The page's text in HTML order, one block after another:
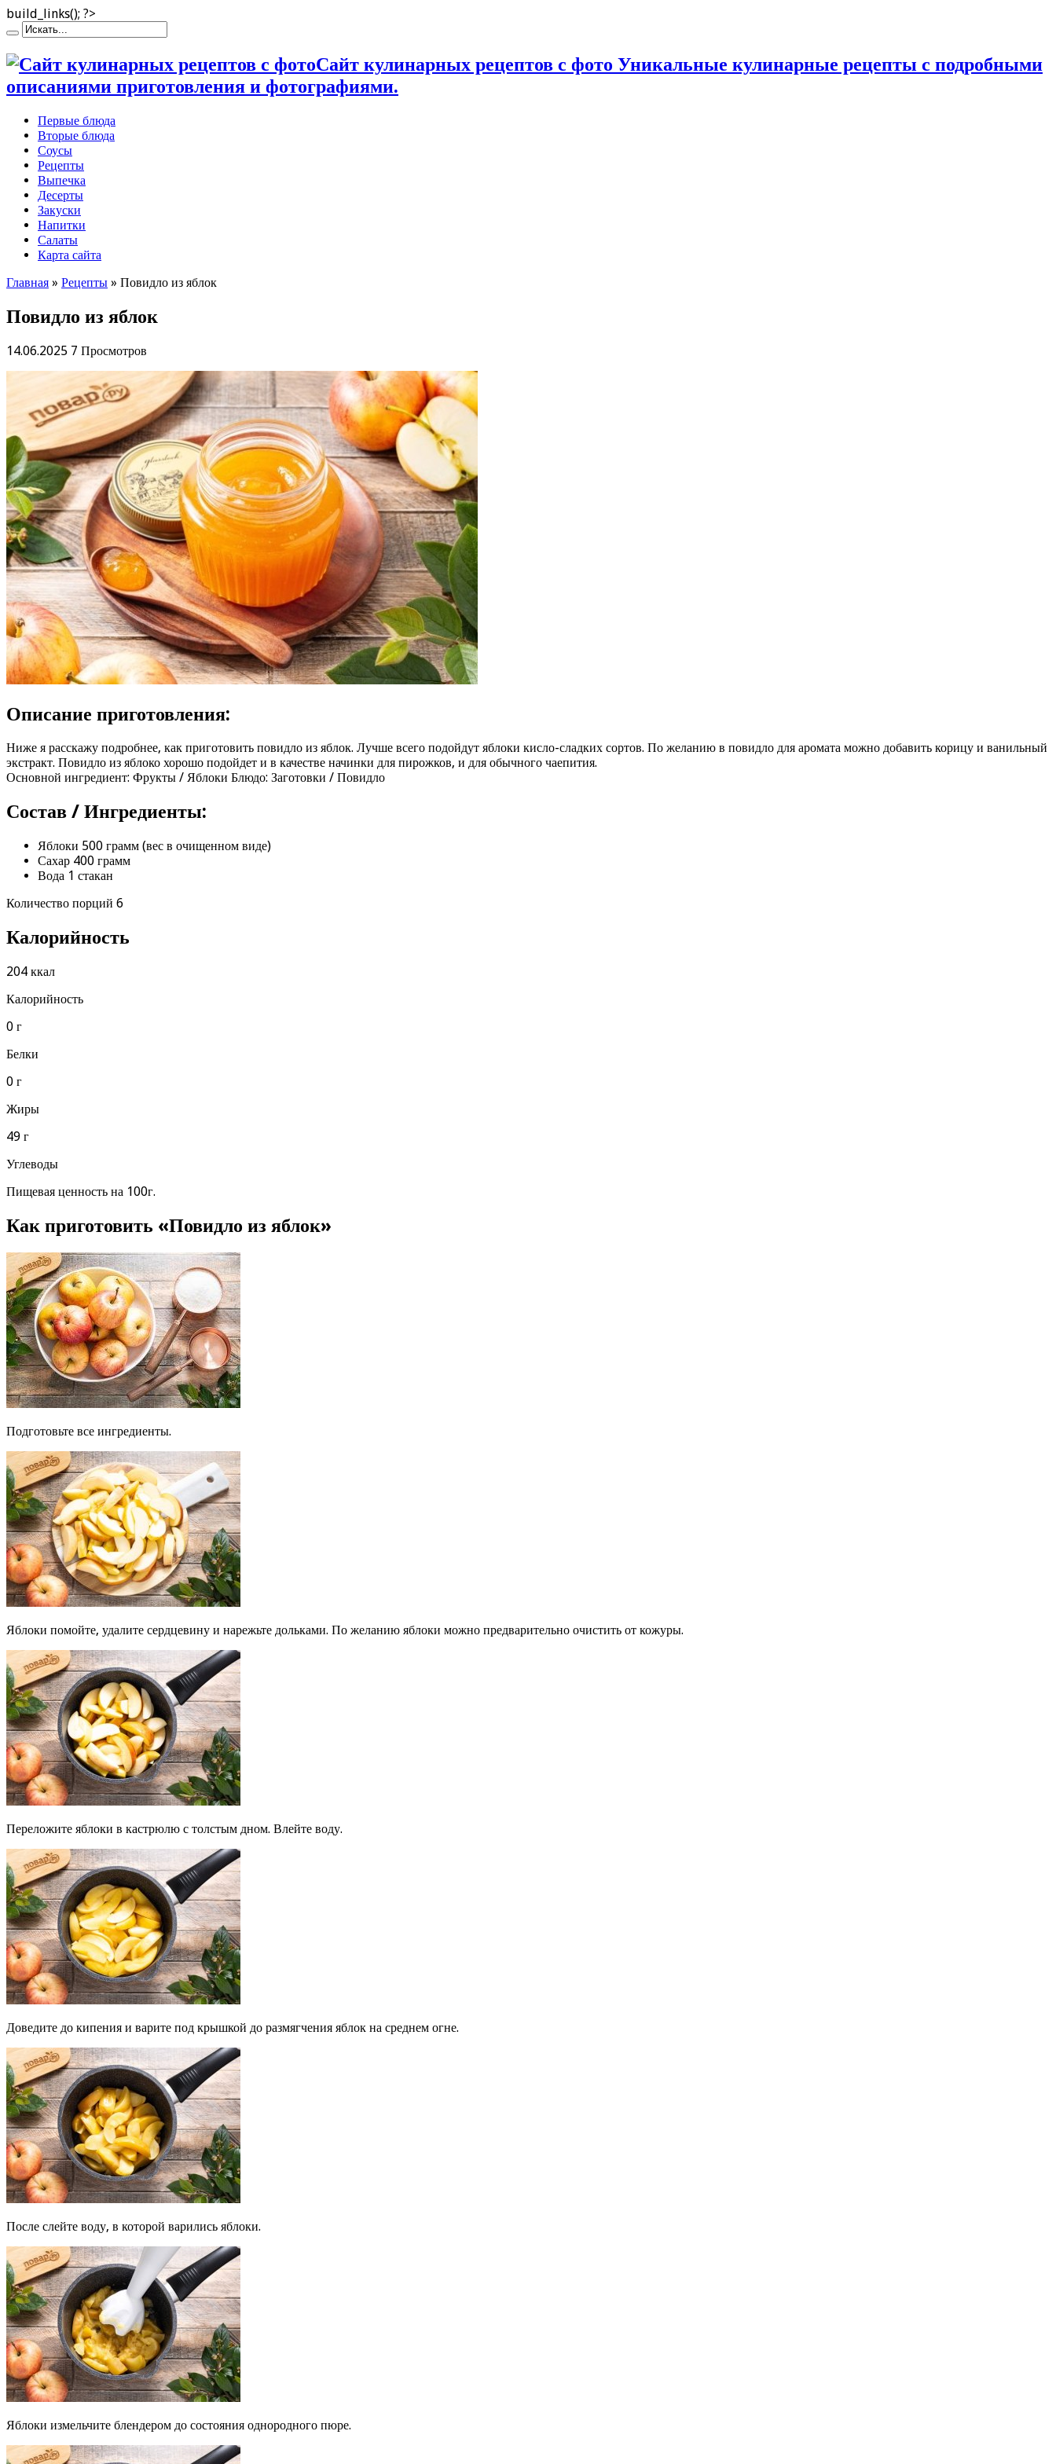
build_links(); ?>
Сайт кулинарных рецептов с фото Уникальные кулинарные рецепты с подробными
описаниями приготовления и фотографиями.
Первые блюда
Вторые блюда
Соусы
Рецепты
Выпечка
Десерты
Закуски
Напитки
Салаты
Карта сайта
Главная » Рецепты » Повидло из яблок
Повидло из яблок
14.06.2025 7 Просмотров
Описание приготовления:
Ниже я расскажу подробнее, как приготовить повидло из яблок. Лучше всего подойдут яблоки кисло-сладких сортов. По желанию в повидло для аромата можно добавить корицу и ванильный
экстракт. Повидло из яблоко хорошо подойдет и в качестве начинки для пирожков, и для обычного чаепития.
Основной ингредиент: Фрукты / Яблоки Блюдо: Заготовки / Повидло
Состав / Ингредиенты:
Яблоки 500 грамм (вес в очищенном виде)
Сахар 400 грамм
Вода 1 стакан
Количество порций 6
Калорийность
204 ккал
Калорийность
0 г
Белки
0 г
Жиры
49 г
Углеводы
Пищевая ценность на 100г.
Как приготовить «Повидло из яблок»
Подготовьте все ингредиенты.
Яблоки помойте, удалите сердцевину и нарежьте дольками. По желанию яблоки можно предварительно очистить от кожуры.
Переложите яблоки в кастрюлю с толстым дном. Влейте воду.
Доведите до кипения и варите под крышкой до размягчения яблок на среднем огне.
После слейте воду, в которой варились яблоки.
Яблоки измельчите блендером до состояния однородного пюре.